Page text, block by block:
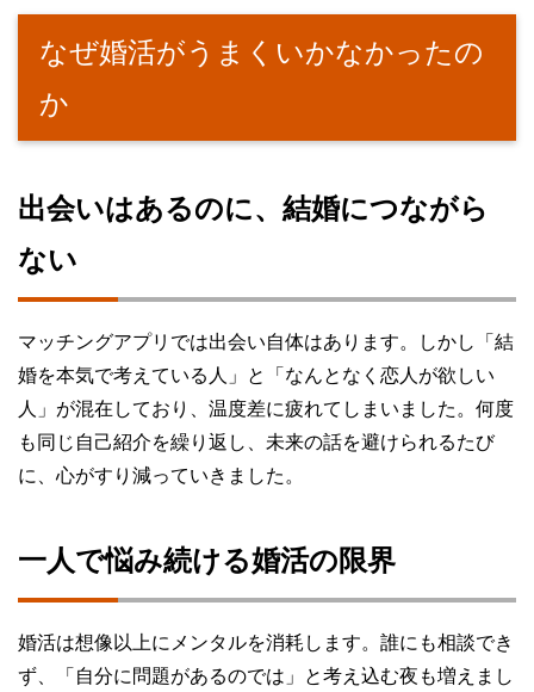
なぜ婚活がうまくいかなかったの
か
出会いはあるのに、結婚につながら
ない
マッチングアプリでは出会い自体はあります。しかし「結
婚を本気で考えている人」と「なんとなく恋人が欲しい
人」が混在しており、温度差に疲れてしまいました。何度
も同じ自己紹介を繰り返し、未来の話を避けられるたび
に、心がすり減っていきました。
一人で悩み続ける婚活の限界
婚活は想像以上にメンタルを消耗します。誰にも相談でき
ず、「自分に問題があるのでは」と考え込む夜も増えまし